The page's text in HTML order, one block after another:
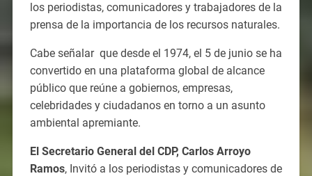
los periodistas, comunicadores y trabajadores de la
prensa de la importancia de los recursos naturales.
Cabe señalar que desde el 1974, el 5 de junio se ha
convertido en una plataforma global de alcance
público que reúne a gobiernos, empresas,
celebridades y ciudadanos en torno a un asunto
ambiental apremiante.
El Secretario General del CDP, Carlos Arroyo
Ramos, Invitó a los periodistas y comunicadores de